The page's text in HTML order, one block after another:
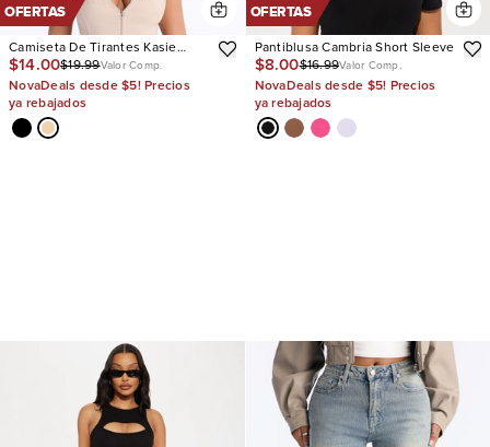
OFERTAS
Camiseta De Tirantes Kasie
Ruffle Trim
$14.00$19.99Valor Comp.
NovaDeals desde $5! Precios
ya rebajados
OFERTAS
Pantiblusa Cambria Short Sleeve
$8.00$16.99Valor Comp.
NovaDeals desde $5! Precios
ya rebajados